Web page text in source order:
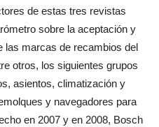
de estas tres revistas
sobre la aceptación y
las marcas de recambios del
otros, los siguientes grupos
asientos, climatización y
y navegadores para
en 2007 y en 2008, Bosch